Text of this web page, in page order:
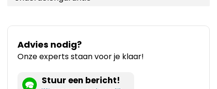
Advies nodig?
Onze experts staan voor je klaar!
Stuur een bericht!